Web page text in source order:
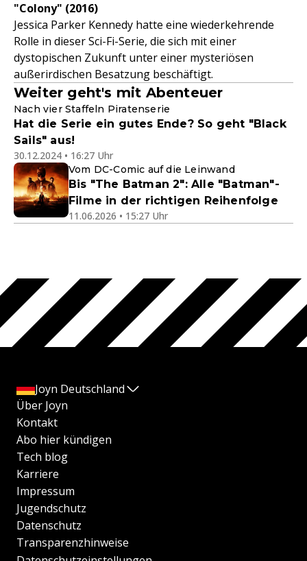
"Colony" (2016)
Jessica Parker Kennedy hatte eine wiederkehrende
Rolle in dieser Sci-Fi-Serie, die sich mit einer
dystopischen Zukunft unter einer mysteriösen
außerirdischen Besatzung beschäftigt.
Weiter geht's mit Abenteuer
Nach vier Staffeln Piratenserie
Hat die Serie ein gutes Ende? So geht "Black
Sails" aus!
30.12.2024 • 16:27 Uhr
Vom DC-Comic auf die Leinwand
Bis "The Batman 2": Alle "Batman"-
Filme in der richtigen Reihenfolge
11.06.2026 • 15:27 Uhr
Joyn Deutschland
Über Joyn
Kontakt
Abo hier kündigen
Tech blog
Karriere
Impressum
Jugendschutz
Datenschutz
Transparenzhinweise